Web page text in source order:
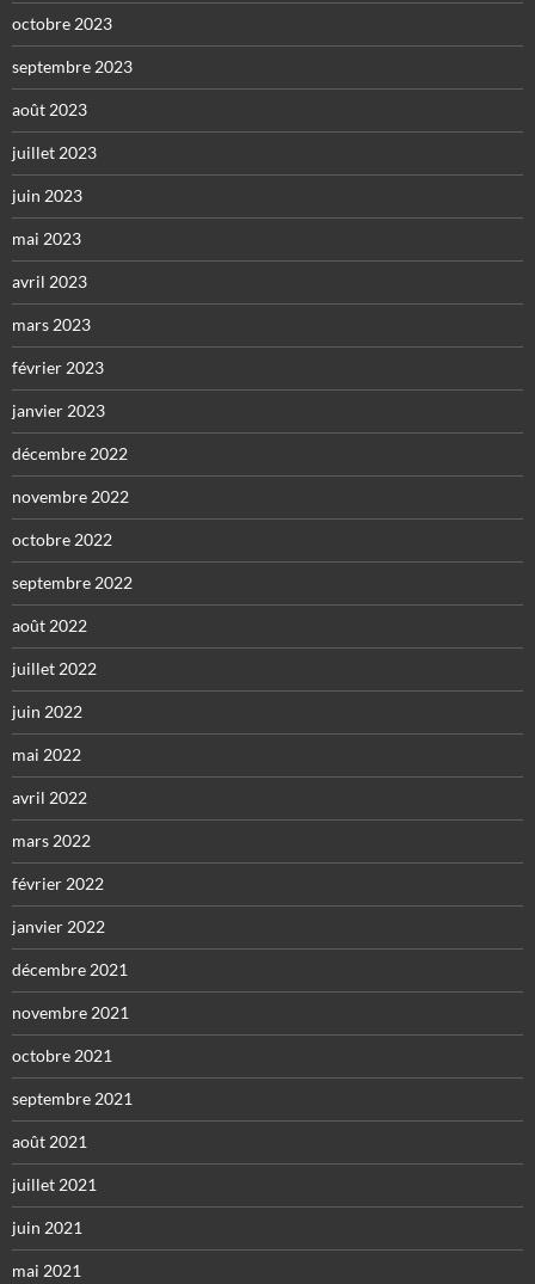
octobre 2023
septembre 2023
août 2023
juillet 2023
juin 2023
mai 2023
avril 2023
mars 2023
février 2023
janvier 2023
décembre 2022
novembre 2022
octobre 2022
septembre 2022
août 2022
juillet 2022
juin 2022
mai 2022
avril 2022
mars 2022
février 2022
janvier 2022
décembre 2021
novembre 2021
octobre 2021
septembre 2021
août 2021
juillet 2021
juin 2021
mai 2021